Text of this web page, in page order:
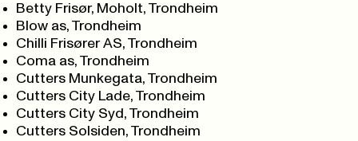
Betty Frisør, Moholt, Trondheim
Blow as, Trondheim
Chilli Frisører AS, Trondheim
Coma as, Trondheim
Cutters Munkegata, Trondheim
Cutters City Lade, Trondheim
Cutters City Syd, Trondheim
Cutters Solsiden, Trondheim